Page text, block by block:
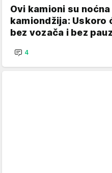
Ovi kamioni su
kamiondžija: Uskoro
bez vozača i bez
4